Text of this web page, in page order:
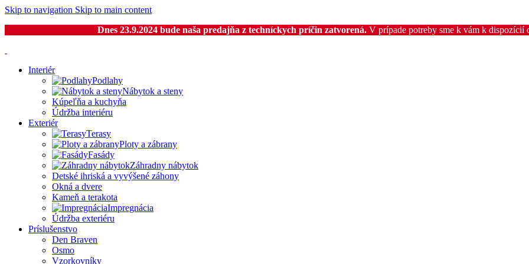
Skip to navigation Skip to main content
Dnes 23.9.2024 bude naša predajňa z techníckych príčin zatvorená.V prípade potreby sme k vám k dispozícií
Interiér
Podlahy
Nábytok a steny
Kúpeľňa a kuchyňa
Údržba interiéru
Exteriér
Terasy
Ploty a zábrany
Fasády
Záhradny nábytok
Detské ihriská a vyvýšené záhony
Okná a dvere
Kameň a terakota
Impregnácia
Údržba exteriéru
Príslušenstvo
Den Braven
Osmo
Vzorkovníky